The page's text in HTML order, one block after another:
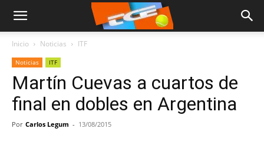
Inicio Noticias ITF
Noticias ITF
Martín Cuevas a cuartos de
final en dobles en Argentina
Por Carlos Legum - 13/08/2015